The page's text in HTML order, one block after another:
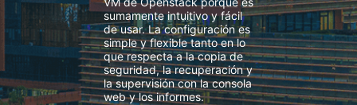
sumamente intuitivo y fácil
de usar. La configuración es
simple y flexible tanto en lo
que respecta a la copia de
seguridad, la recuperación y
la supervisión con la consola
web y los informes.